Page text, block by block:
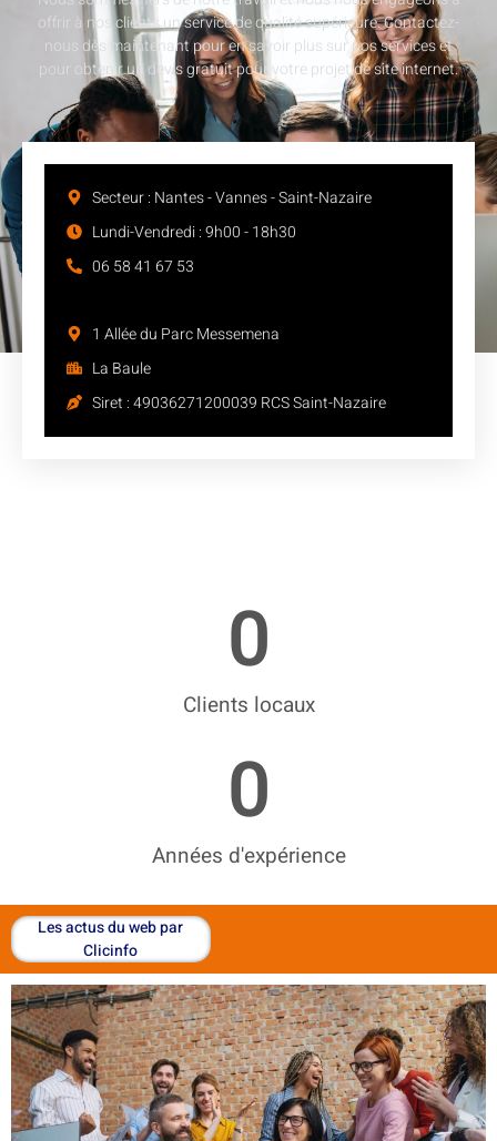
offrir à nos clients un service de qualité supérieure. Contactez-
nous dès maintenant pour en savoir plus sur nos services et
pour obtenir un devis gratuit pour votre projet de site internet.
Secteur : Nantes - Vannes - Saint-Nazaire
Lundi-Vendredi : 9h00 - 18h30
06 58 41 67 53
1 Allée du Parc Messemena
La Baule
Siret : 49036271200039 RCS Saint-Nazaire
Clients locaux
0
Années d'expérience
0
Les actus du web par
Clicinfo